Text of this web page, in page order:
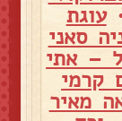
עוגת
סאני
– אתי
קרמי
מאיר